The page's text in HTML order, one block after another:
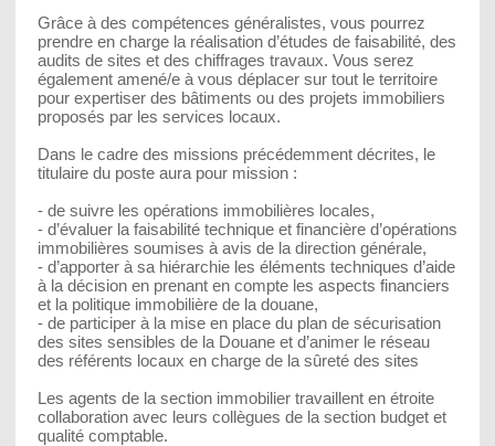
Grâce à des compétences généralistes, vous pourrez
prendre en charge la réalisation d’études de faisabilité, des
audits de sites et des chiffrages travaux. Vous serez
également amené/e à vous déplacer sur tout le territoire
pour expertiser des bâtiments ou des projets immobiliers
proposés par les services locaux.
Dans le cadre des missions précédemment décrites, le
titulaire du poste aura pour mission :
- de suivre les opérations immobilières locales,
- d’évaluer la faisabilité technique et financière d’opérations
immobilières soumises à avis de la direction générale,
- d’apporter à sa hiérarchie les éléments techniques d’aide
à la décision en prenant en compte les aspects financiers
et la politique immobilière de la douane,
- de participer à la mise en place du plan de sécurisation
des sites sensibles de la Douane et d’animer le réseau
des référents locaux en charge de la sûreté des sites
Les agents de la section immobilier travaillent en étroite
collaboration avec leurs collègues de la section budget et
qualité comptable.